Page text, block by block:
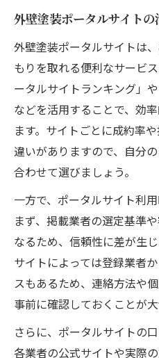
外壁塗装業者や塗
外壁塗装の情報収
外壁塗装ポータルサイト
外壁塗装ポータルサイトは
もりを取れる便利なサービ
ータルサイトランキング」
などを活用することで、効
ます。サイトごとに成約率
違いがありますので、自分
合わせて選びましょう。
一方で、ポータルサイト利
まず、掲載業者の選定基準
なるため、信頼性に差が生
サイトによっては登録業者
スもあるため、連絡方法や
事前に確認しておくことが大
さらに、ポータルサイトの
各業者の公式サイトや実際